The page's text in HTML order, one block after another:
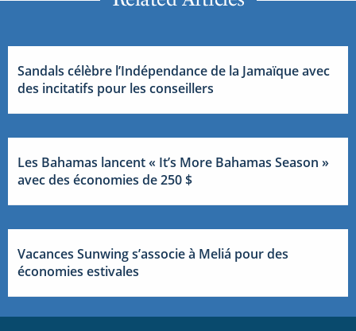
Sandals célèbre l’Indépendance de la Jamaïque avec
des incitatifs pour les conseillers
Les Bahamas lancent « It’s More Bahamas Season »
avec des économies de 250 $
Vacances Sunwing s’associe à Meliá pour des
économies estivales